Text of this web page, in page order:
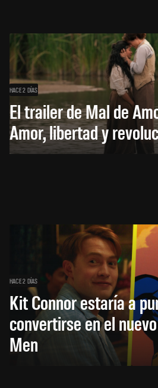
HACE 2 DÍAS
El trailer de Mal de
Amor, libertad y
HACE 2 DÍAS
Kit Connor estaría a
convertirse en el
Men